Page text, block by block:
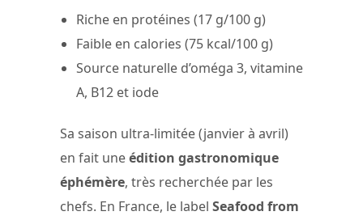
Riche en protéines (17 g/100 g)
Faible en calories (75 kcal/100 g)
Source naturelle d’oméga 3, vitamine
A, B12 et iode
Sa saison ultra-limitée (janvier à avril)
en fait uneédition gastronomique
éphémère, très recherchée par les
chefs. En France, le label Seafood from